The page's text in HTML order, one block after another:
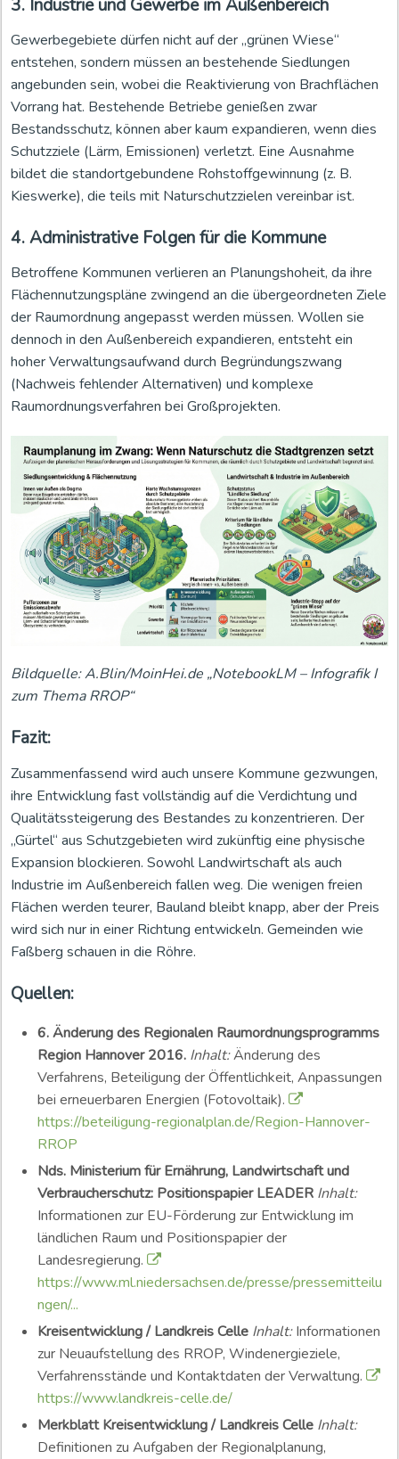
3. Industrie und Gewerbe im Außenbereich
Gewerbegebiete dürfen nicht auf der „grünen Wiese“
entstehen, sondern müssen an bestehende Siedlungen
angebunden sein, wobei die Reaktivierung von Brachflächen
Vorrang hat. Bestehende Betriebe genießen zwar
Bestandsschutz, können aber kaum expandieren, wenn dies
Schutzziele (Lärm, Emissionen) verletzt. Eine Ausnahme
bildet die standortgebundene Rohstoffgewinnung (z. B.
Kieswerke), die teils mit Naturschutzzielen vereinbar ist.
4. Administrative Folgen für die Kommune
Betroffene Kommunen verlieren an Planungshoheit, da ihre
Flächennutzungspläne zwingend an die übergeordneten Ziele
der Raumordnung angepasst werden müssen. Wollen sie
dennoch in den Außenbereich expandieren, entsteht ein
hoher Verwaltungsaufwand durch Begründungszwang
(Nachweis fehlender Alternativen) und komplexe
Raumordnungsverfahren bei Großprojekten.
Bildquelle: A.Blin/MoinHei.de „NotebookLM – Infografik I
zum Thema RROP“
Fazit:
Zusammenfassend wird auch unsere Kommune gezwungen,
ihre Entwicklung fast vollständig auf die Verdichtung und
Qualitätssteigerung des Bestandes zu konzentrieren. Der
„Gürtel“ aus Schutzgebieten wird zukünftig eine physische
Expansion blockieren. Sowohl Landwirtschaft als auch
Industrie im Außenbereich fallen weg. Die wenigen freien
Flächen werden teurer, Bauland bleibt knapp, aber der Preis
wird sich nur in einer Richtung entwickeln. Gemeinden wie
Faßberg schauen in die Röhre.
Quellen:
6. Änderung des Regionalen Raumordnungsprogramms
Region Hannover 2016. Inhalt:Änderung des
Verfahrens, Beteiligung der Öffentlichkeit, Anpassungen
bei erneuerbaren Energien (Fotovoltaik).
https://beteiligung-regionalplan.de/Region-Hannover-
RROP
Nds. Ministerium für Ernährung, Landwirtschaft und
Verbraucherschutz: Positionspapier LEADER Inhalt:
Informationen zur EU-Förderung zur Entwicklung im
ländlichen Raum und Positionspapier der
Landesregierung.
https://www.ml.niedersachsen.de/presse/pressemitteilu
ngen/...
Kreisentwicklung / Landkreis Celle Inhalt:Informationen
zur Neuaufstellung des RROP, Windenergieziele,
Verfahrensstände und Kontaktdaten der Verwaltung.
https://www.landkreis-celle.de/
Merkblatt Kreisentwicklung / Landkreis Celle Inhalt:
Definitionen zu Aufgaben der Regionalplanung,